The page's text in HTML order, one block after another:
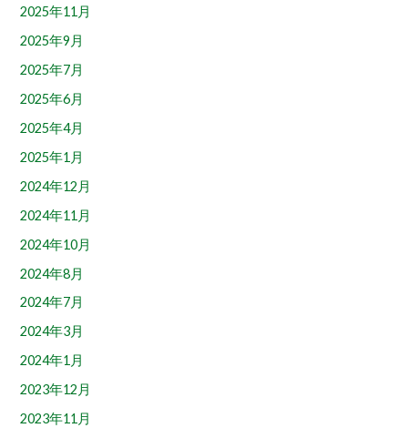
2025年11月
2025年9月
2025年7月
2025年6月
2025年4月
2025年1月
2024年12月
2024年11月
2024年10月
2024年8月
2024年7月
2024年3月
2024年1月
2023年12月
2023年11月